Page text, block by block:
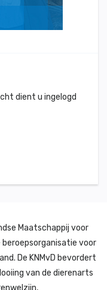
dient u ingelogd
Maatschappij voor
beroepsorganisatie voor
De KNMvD bevordert
van de dierenarts